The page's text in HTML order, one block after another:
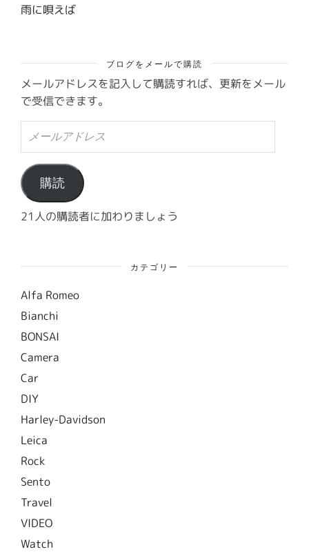
雨に唄えば
ブログをメールで購読
メールアドレスを記入して購読すれば、更新をメール
で受信できます。
ル
ア
ド
レ
ス
購読
21人の購読者に加わりましょう
カテゴリー
Alfa Romeo
Bianchi
BONSAI
Camera
Car
DIY
Harley-Davidson
Leica
Rock
Sento
Travel
VIDEO
Watch